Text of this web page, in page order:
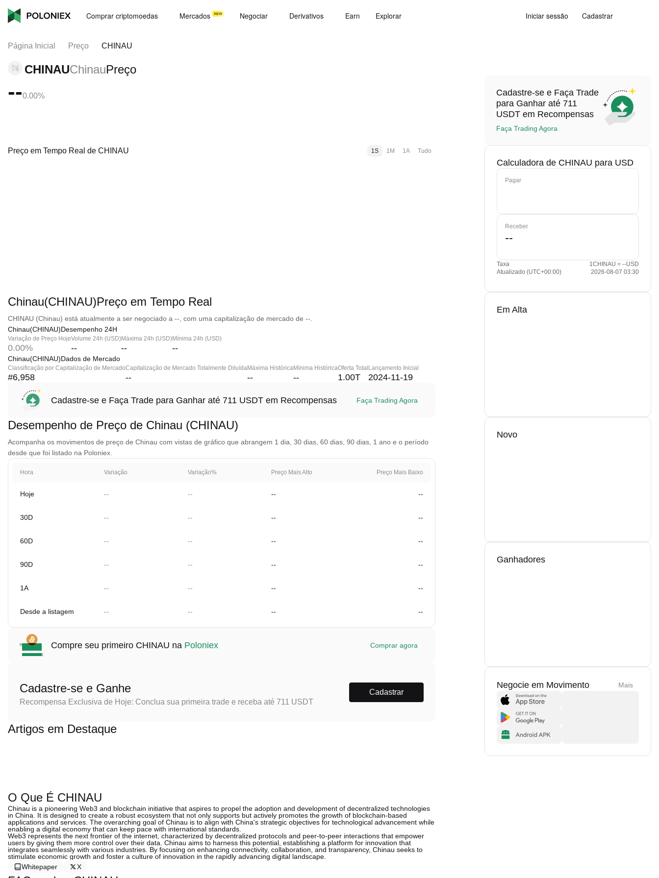
Comprar criptomoedas Mercados Negociar Derivativos Earn Explorar Iniciar sessão Cadastrar
Página Inicial Preço CHINAU
CHINAUChinauPreço
--0.00%
Preço em Tempo Real de CHINAU 1S 1M 1A Tudo
Chinau(CHINAU)Preço em Tempo Real
CHINAU (Chinau) está atualmente a ser negociado a --, com uma capitalização de mercado de --.
Chinau(CHINAU)Desempenho 24H
Variação de Preço Hoje
0.00%
Volume 24h (USD)
--
Máxima 24h (USD)
--
Mínima 24h (USD)
--
Chinau(CHINAU)Dados de Mercado
Classificação por Capitalização de Mercado
#6,958
Capitalização de Mercado Totalmente Diluída
--
Máxima Histórica
--
Mínima Histórica
--
Oferta Total
1.00T
Lançamento Inicial
2024-11-19
Cadastre-se e Faça Trade para Ganhar até 711 USDT em Recompensas Faça Trading Agora
Desempenho de Preço de Chinau (CHINAU)
Acompanha os movimentos de preço de Chinau com vistas de gráfico que abrangem 1 dia, 30 dias, 60 dias, 90 dias, 1 ano e o período
desde que foi listado na Poloniex.
Hora Variação Variação% Preço Mais Alto Preço Mais Baixo
Hoje -- -- -- --
30D -- -- -- --
60D -- -- -- --
90D -- -- -- --
1A -- -- -- --
Desde a listagem -- -- -- --
Compre seu primeiro CHINAU na Poloniex Comprar agora
Cadastre-se e Ganhe
Recompensa Exclusiva de Hoje: Conclua sua primeira trade e receba até 711 USDT
Cadastrar
Artigos em Destaque
O Que É CHINAU
Chinau is a pioneering Web3 and blockchain initiative that aspires to propel the adoption and development of decentralized technologies
in China. It is designed to create a robust ecosystem that not only supports but actively promotes the growth of blockchain-based
applications and services. The overarching goal of Chinau is to align with China's strategic objectives for technological advancement while
enabling a digital economy that can keep pace with international standards.
Web3 represents the next frontier of the internet, characterized by decentralized protocols and peer-to-peer interactions that empower
users by giving them more control over their data. Chinau aims to harness this potential, establishing a platform for innovation that
integrates seamlessly with various industries. By focusing on enhancing connectivity, collaboration, and transparency, Chinau seeks to
stimulate economic growth and foster a culture of innovation in the rapidly advancing digital landscape.
Whitepaper
X
Cadastre-se e Faça Trade
para Ganhar até 711
USDT em Recompensas
Faça Trading Agora
Calculadora de CHINAU para USD
Pagar
Receber
Taxa
1CHINAU = --USD
Atualizado (UTC+00:00)
2026-08-07 03:30
Em Alta
Novo
Ganhadores
Negocie em Movimento Mais